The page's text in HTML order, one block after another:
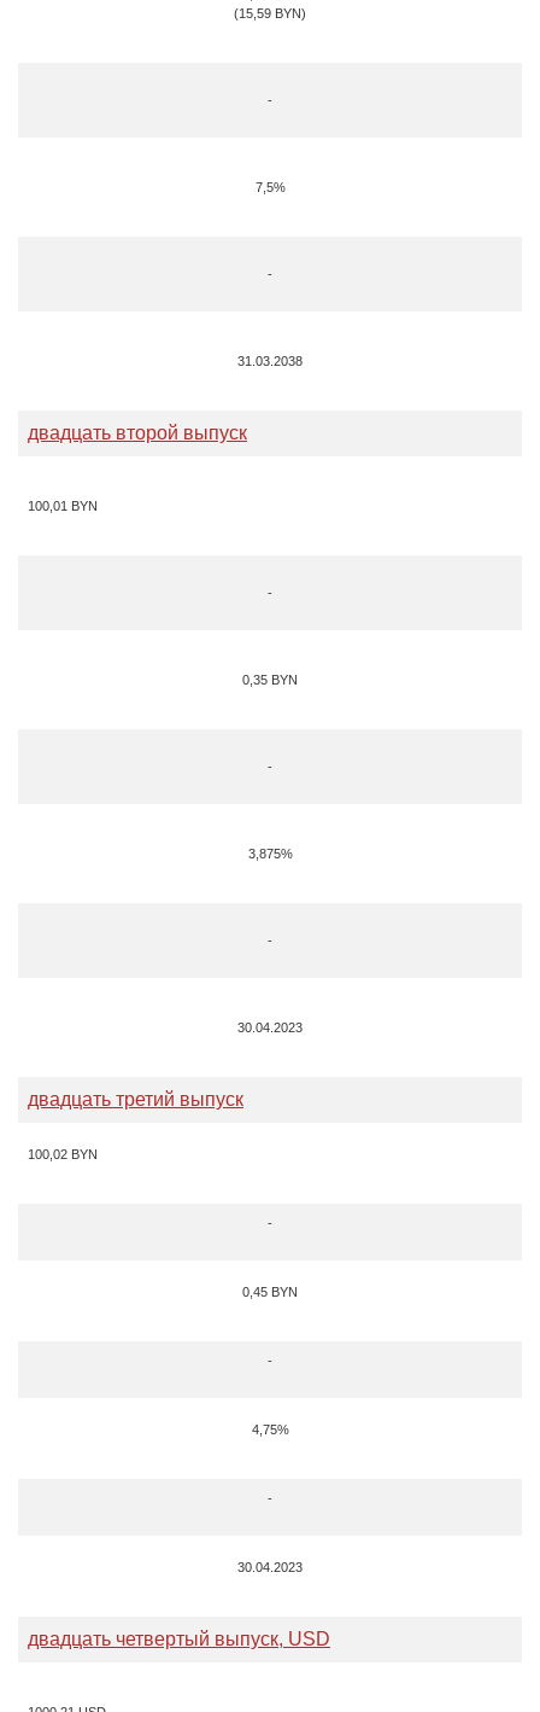
(15,59 BYN)
-
7,5%
-
31.03.2038
двадцать второй выпуск
100,01 BYN
-
0,35 BYN
-
3,875%
-
30.04.2023
двадцать третий выпуск
100,02 BYN
-
0,45 BYN
-
4,75%
-
30.04.2023
двадцать четвертый выпуск, USD